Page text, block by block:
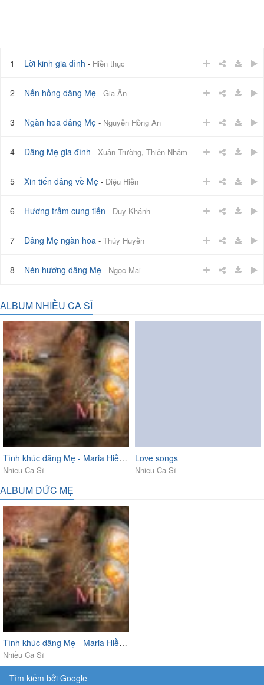
1 Lời kinh gia đình - Hiền thục
2 Nến hồng dâng Mẹ - Gia Ân
3 Ngàn hoa dâng Mẹ - Nguyễn Hồng Ân
4 Dâng Mẹ gia đình - Xuân Trường, Thiên Nhâm
5 Xin tiến dâng về Mẹ - Diệu Hiền
6 Hương trầm cung tiến - Duy Khánh
7 Dâng Mẹ ngàn hoa - Thúy Huyền
8 Nén hương dâng Mẹ - Ngọc Mai
Hoa dâng Mẹ - Nguyễn Hồng Ân
ALBUM NHIỀU CA SĨ
Tình khúc dâng Mẹ - Maria Hiền Hòa Vol. 02
Nhiều Ca Sĩ
Love songs
Nhiều Ca Sĩ
ALBUM ĐỨC MẸ
Tình khúc dâng Mẹ - Maria Hiền Hòa Vol. 02
Nhiều Ca Sĩ
Tìm kiếm bởi Google